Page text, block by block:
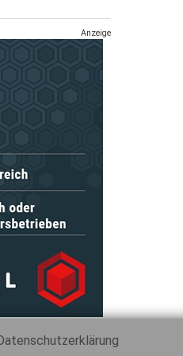
Anzeige